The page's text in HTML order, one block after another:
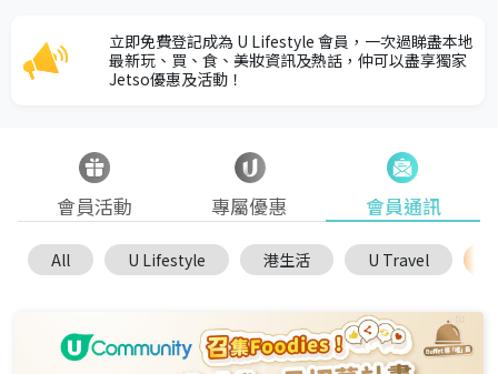
立即免費登記成為 U Lifestyle 會員，一次過睇盡本地
最新玩、買、食、美妝資訊及熱話，仲可以盡享獨家
Jetso優惠及活動！
會員活動 專屬優惠 會員通訊
All U Lifestyle 港生活 U Travel